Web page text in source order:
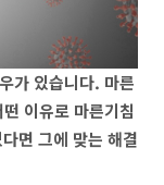
가 있습니다. 마른
이유로 마른기침
면 그에 맞는 해결